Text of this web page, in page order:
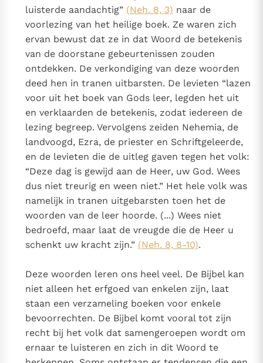
luisterde aandachtig” (Neh. 8, 3) naar de
voorlezing van het heilige boek. Ze waren zich
ervan bewust dat ze in dat Woord de betekenis
van de doorstane gebeurtenissen zouden
ontdekken. De verkondiging van deze woorden
deed hen in tranen uitbarsten. De levieten “lazen
voor uit het boek van Gods leer, legden het uit
en verklaarden de betekenis, zodat iedereen de
lezing begreep. Vervolgens zeiden Nehemia, de
landvoogd, Ezra, de priester en Schriftgeleerde,
en de levieten die de uitleg gaven tegen het volk:
“Deze dag is gewijd aan de Heer, uw God. Wees
dus niet treurig en ween niet.” Het hele volk was
namelijk in tranen uitgebarsten toen het de
woorden van de leer hoorde. (...) Wees niet
bedroefd, maar laat de vreugde die de Heer u
schenkt uw kracht zijn.” (Neh. 8, 8-10).
Deze woorden leren ons heel veel. De Bijbel kan
niet alleen het erfgoed van enkelen zijn, laat
staan een verzameling boeken voor enkele
bevoorrechten. De Bijbel komt vooral tot zijn
recht bij het volk dat samengeroepen wordt om
ernaar te luisteren en zich in dit Woord te